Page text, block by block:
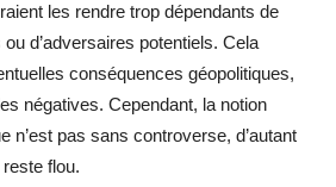
les rendre trop dépendants de
d’adversaires potentiels. Cela
conséquences géopolitiques,
négatives. Cependant, la notion
n’est pas sans controverse, d’autant
flou.